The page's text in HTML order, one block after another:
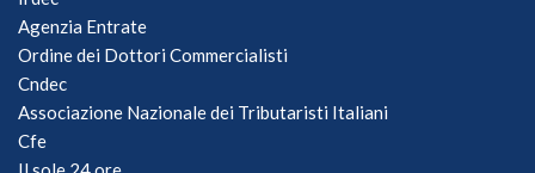
Agenzia Entrate
Ordine dei Dottori Commercialisti
Cndec
Associazione Nazionale dei Tributaristi Italiani
Cfe